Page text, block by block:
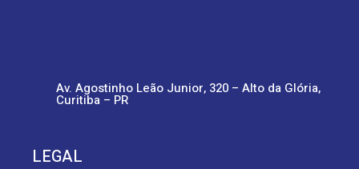
Av. Agostinho Leão Junior, 320 – Alto da Glória,
Curitiba – PR
LEGAL